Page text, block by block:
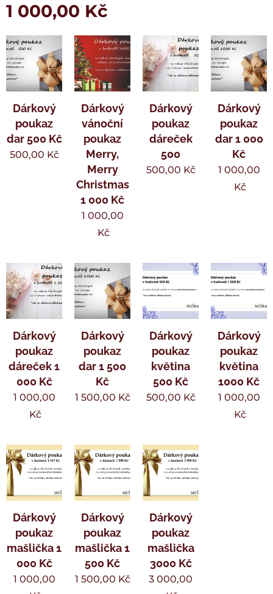
1 000,00 Kč
Dárkový
poukaz
dar 500 Kč
500,00 Kč
Dárkový
vánoční
poukaz
Merry,
Merry
Christmas
1 000 Kč
1 000,00
Kč
Dárkový
poukaz
dáreček
500
500,00 Kč
Dárkový
poukaz
dar 1 000
Kč
1 000,00
Kč
Dárkový
poukaz
dáreček 1
000 Kč
1 000,00
Kč
Dárkový
poukaz
dar 1 500
Kč
1 500,00 Kč
Dárkový
poukaz
květina
500 Kč
500,00 Kč
Dárkový
poukaz
květina
1000 Kč
1 000,00
Kč
Dárkový
poukaz
mašlička 1
000 Kč
1 000,00
Dárkový
poukaz
mašlička 1
500 Kč
1 500,00 Kč
Dárkový
poukaz
mašlička
3000 Kč
3 000,00